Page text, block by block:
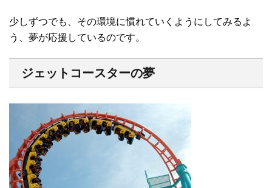
少しずつでも、その環境に慣れていくようにしてみるよ
う、夢が応援しているのです。
ジェットコースターの夢